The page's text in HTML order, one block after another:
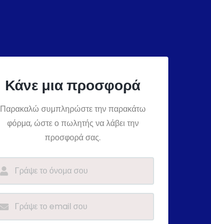
Κάνε μια προσφορά
Παρακαλώ συμπληρώστε την παρακάτω
φόρμα, ώστε ο πωλητής να λάβει την
προσφορά σας.